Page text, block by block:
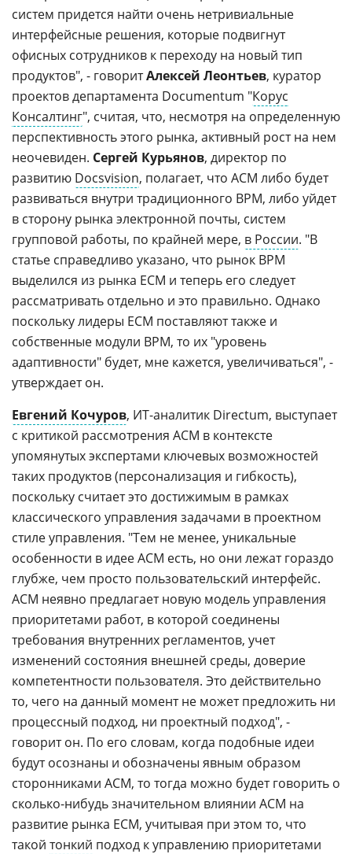
систем придется найти очень нетривиальные
интерфейсные решения, которые подвигнут
офисных сотрудников к переходу на новый тип
продуктов", - говоритАлексей Леонтьев, куратор
проектов департамента Documentum "Корус
Консалтинг", считая, что, несмотря на определенную
перспективность этого рынка, активный рост на нем
неочевиден. Сергей Курьянов, директор по
развитию Docsvision, полагает, что ACM либо будет
развиваться внутри традиционного BPM, либо уйдет
в сторону рынка электронной почты, систем
групповой работы, по крайней мере, в России. "В
статье справедливо указано, что рынок BPM
выделился из рынка ECM и теперь его следует
рассматривать отдельно и это правильно. Однако
поскольку лидеры ECM поставляют также и
собственные модули BPM, то их "уровень
адаптивности" будет, мне кажется, увеличиваться", -
утверждает он.
Евгений Кочуров, ИТ-аналитик Directum, выступает
с критикой рассмотрения ACM в контексте
упомянутых экспертами ключевых возможностей
таких продуктов (персонализация и гибкость),
поскольку считает это достижимым в рамках
классического управления задачами в проектном
стиле управления. "Тем не менее, уникальные
особенности в идее ACM есть, но они лежат гораздо
глубже, чем просто пользовательский интерфейс.
ACM неявно предлагает новую модель управления
приоритетами работ, в которой соединены
требования внутренних регламентов, учет
изменений состояния внешней среды, доверие
компетентности пользователя. Это действительно
то, чего на данный момент не может предложить ни
процессный подход, ни проектный подход", -
говорит он. По его словам, когда подобные идеи
будут осознаны и обозначены явным образом
сторонниками ACM, то тогда можно будет говорить о
сколько-нибудь значительном влиянии ACM на
развитие рынка ECM, учитывая при этом то, что
такой тонкий подход к управлению приоритетами